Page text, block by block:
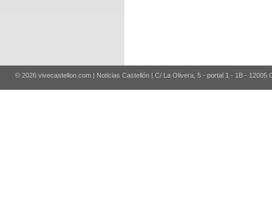
© 2026 vivecastellon.com | Noticias Castellón | C/ La Olivera, 5 - portal 1 - 1B - 12005